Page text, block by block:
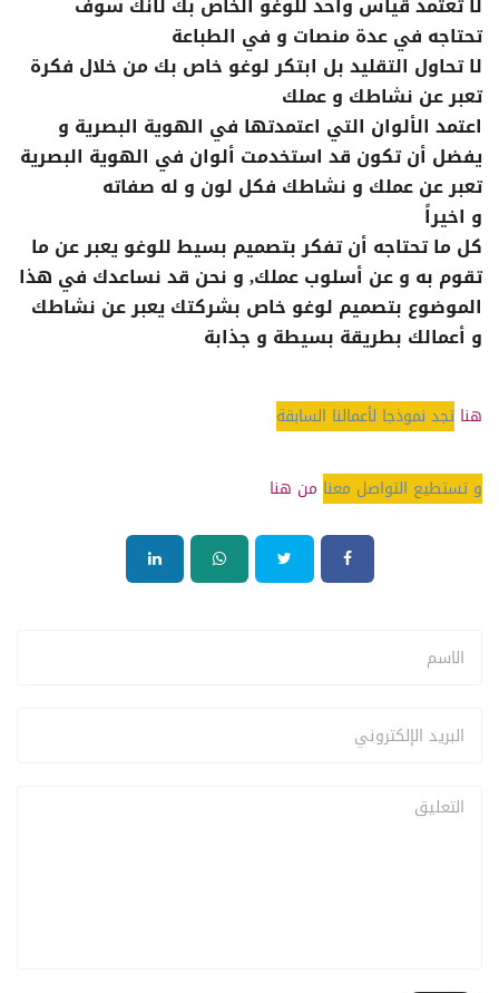
تحتاجه في عدة منصات و في الطباعة
لا تحاول التقليد بل ابتكر لوغو خاص بك من خلال فكرة
تعبر عن نشاطك و عملك
اعتمد الألوان التي اعتمدتها في الهوية البصرية و
يفضل أن تكون قد استخدمت ألوان في الهوية البصرية
تعبر عن عملك و نشاطك فكل لون و له صفاته
و اخيراً
كل ما تحتاجه أن تفكر بتصميم بسيط للوغو يعبر عن ما
تقوم به و عن أسلوب عملك, و نحن قد نساعدك في هذا
الموضوع بتصميم لوغو خاص بشركتك يعبر عن نشاطك
و أعمالك بطريقة بسيطة و جذابة
هنا تجد نموذجا لأعمالنا السابقة
و تستطيع التواصل معنا من هنا